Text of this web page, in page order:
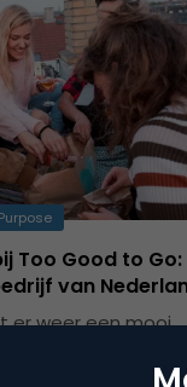
Too Good to Go:
van
er weer een mooi
Young